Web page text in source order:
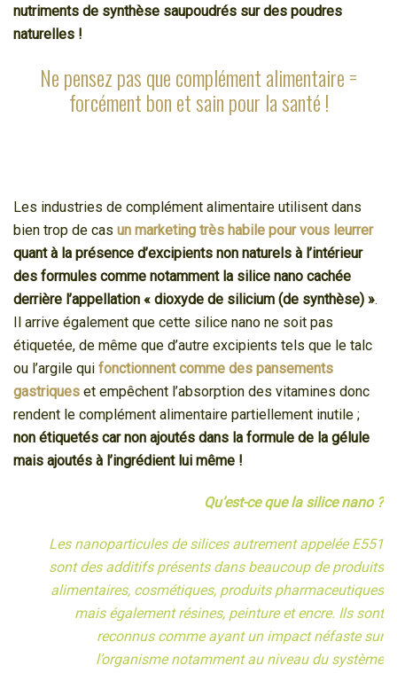
nutriments de synthèse saupoudrés sur des poudres
naturelles !
Ne pensez pas que complément alimentaire =
forcément bon et sain pour la santé !
Les industries de complément alimentaire utilisent dans
bien trop de cas un marketing très habile pour vous leurrer
quant à la présence d’excipients non naturels à l’intérieur
des formules comme notamment la silice nano cachée
derrière l’appellation « dioxyde de silicium (de synthèse) ».
Il arrive également que cette silice nano ne soit pas
étiquetée, de même que d’autre excipients tels que le talc
ou l’argile qui fonctionnent comme des pansements
gastriques et empêchent l’absorption des vitamines donc
rendent le complément alimentaire partiellement inutile ;
non étiquetés car non ajoutés dans la formule de la gélule
mais ajoutés à l’ingrédient lui même !
Qu’est-ce que la silice nano ?
Les nanoparticules de silices autrement appelée E551
sont des additifs présents dans beaucoup de produits
alimentaires, cosmétiques, produits pharmaceutiques
mais également résines, peinture et encre. Ils sont
reconnus comme ayant un impact néfaste sur
l’organisme notamment au niveau du système